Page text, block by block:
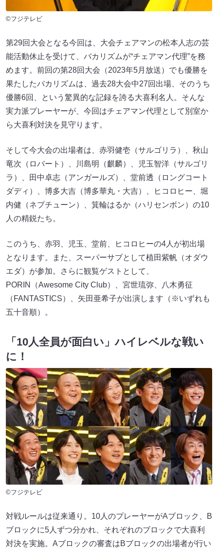
©フジテレビ
第29回大会となる今回は、大会チェアマンの松本人志の芸
能活動休止を受けて、バカリズムが“チェアマン代理”を務
めます。前回の第28回大会（2023年5月放送）でも優勝を
果たしたバカリズムは、過去28大会中27回出場、そのうち
優勝6回、という驚異的な記録を誇る大喜利名人。そんな
実力派プレーヤーが、今回はチェアマン代理として別室か
ら大喜利対決を見守ります。
そして今大会の出場者は、赤羽健壱（サルゴリラ）、秋山
竜次（ロバート）、川島明（麒麟）、児玉智洋（サルゴリ
ラ）、田中卓志（アンガールズ）、堂前透（ロングコート
ダディ）、博多大吉（博多華丸・大吉）、ヒコロヒー、堀
内健（ネプチューン）、箕輪はるか（ハリセンボン）の10
人の精鋭たち。
このうち、赤羽、児玉、堂前、ヒコロヒーの4人が初出場
となります。また、スーパーサブとして植田紫帆（オダウ
エダ）が参加。さらに観覧ゲストとして、
PORIN（Awesome City Club）、宮世琉弥、八木勇征
（FANTASTICS）、矢田亜希子が出演します（※いずれも
五十音順）。
「10人全員が面白い」ハイレベルな戦い
に！
©フジテレビ
対戦ルールは従来通り。10人のプレーヤーがAブロック、B
ブロックに5人ずつ分かれ、それぞれのブロックで大喜利
対決を実施。Aブロックの審査はBブロックの出場者が行い